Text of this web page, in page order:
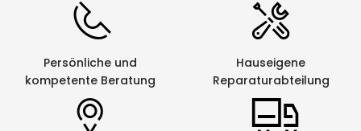
Persönliche und
kompetente Beratung
Hauseigene
Reparaturabteilung